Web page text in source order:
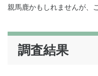
親馬鹿かもしれませんが、
調査結果